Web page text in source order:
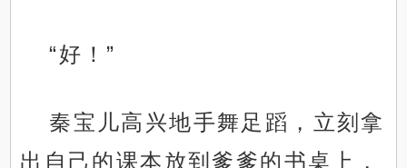
“好！”
秦宝儿高兴地手舞足蹈，立刻拿
出自己的课本放到爹爹的书桌上，